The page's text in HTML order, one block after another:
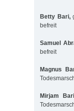
Betty Bari,
befreit
Samuel
befreit
Magnus
Mirjam